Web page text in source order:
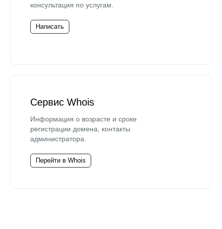
консультация по услугам.
Написать
Сервис Whois
Информация о возрасте и сроке
регистрации домена, контакты
администратора.
Перейти в Whois